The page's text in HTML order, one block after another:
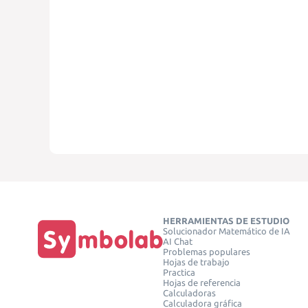
HERRAMIENTAS DE ESTUDIO
Solucionador Matemático de IA
AI Chat
Problemas populares
Hojas de trabajo
Practica
Hojas de referencia
Calculadoras
Calculadora gráfica